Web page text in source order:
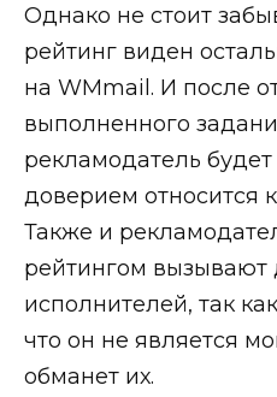
Однако не стоит
рейтинг виден
на WMmail. И после
выполненного
рекламодатель
доверием относится
Также и
рейтингом вызывают
исполнителей, так
что он не является
обманет их.